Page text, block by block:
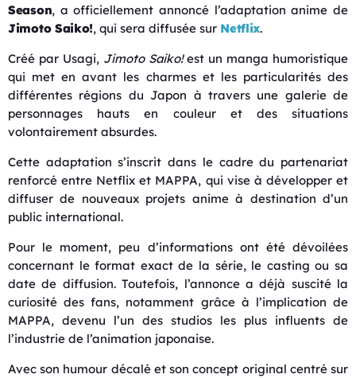
Season, a officiellement annoncé l’adaptation anime de
Jimoto Saiko!, qui sera diffusée sur Netflix.
Créé par Usagi, Jimoto Saiko!est un manga humoristique
qui met en avant les charmes et les particularités des
différentes régions du Japon à travers une galerie de
personnages hauts en couleur et des situations
volontairement absurdes.
Cette adaptation s’inscrit dans le cadre du partenariat
renforcé entre Netflix et MAPPA, qui vise à développer et
diffuser de nouveaux projets anime à destination d’un
public international.
Pour le moment, peu d’informations ont été dévoilées
concernant le format exact de la série, le casting ou sa
date de diffusion. Toutefois, l’annonce a déjà suscité la
curiosité des fans, notamment grâce à l’implication de
MAPPA, devenu l’un des studios les plus influents de
l’industrie de l’animation japonaise.
Avec son humour décalé et son concept original centré sur